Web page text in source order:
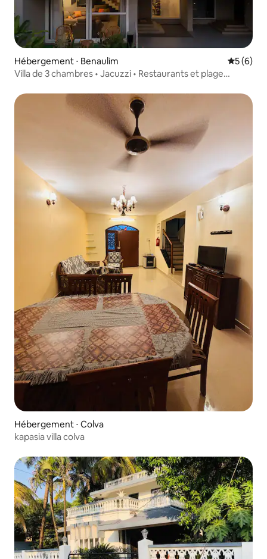
Hébergement ⋅ Benaulim
5 (6)
Villa de 3 chambres • Jacuzzi • Restaurants et plage
Hébergement ⋅ Colva
kapasia villa colva